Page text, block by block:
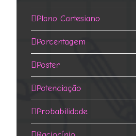
Plano Cartesiano
Porcentagem
Poster
Potenciação
Probabilidade